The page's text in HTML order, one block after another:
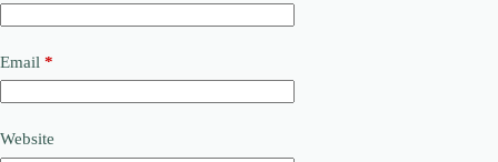
Email *
Website